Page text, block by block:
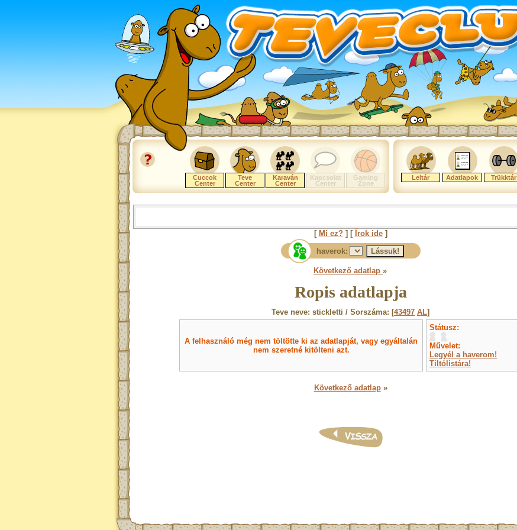
Cuccok
Center
Teve
Center
Karaván
Center
Kapcsolat
Center
Gaming
Zone
Leltár Adatlapok Trükktár
[ Mi ez?] [ Írok ide]
haverok:
Következő adatlap »
Ropis adatlapja
Teve neve: stickletti / Sorszáma: [43497 AL]
A felhasználó még nem töltötte ki az adatlapját, vagy egyáltalán
nem szeretné kitölteni azt.
Státusz:
Művelet:
Legyél a haverom!
Tiltólistára!
Következő adatlap»